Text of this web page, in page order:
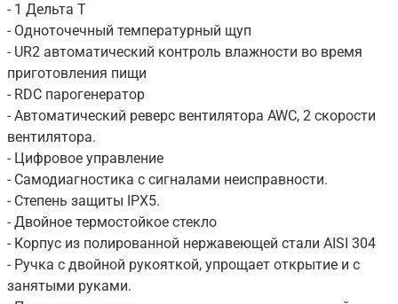
- 1 Дельта Т
- Одноточечный температурный щуп
- UR2 автоматический контроль влажности во время
приготовления пищи
- RDC парогенератор
- Автоматический реверс вентилятора AWC, 2 скорости
вентилятора.
- Цифровое управление
- Самодиагностика с сигналами неисправности.
- Степень защиты IPX5.
- Двойное термостойкое стекло
- Корпус из полированной нержавеющей стали AISI 304
- Ручка с двойной рукояткой, упрощает открытие и с
занятыми руками.